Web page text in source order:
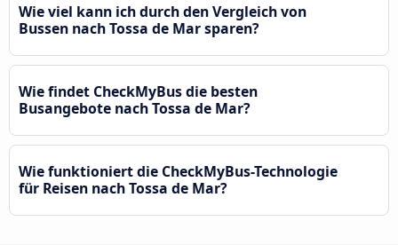
Wie viel kann ich durch den Vergleich von
Bussen nach Tossa de Mar sparen?
Wie findet CheckMyBus die besten
Busangebote nach Tossa de Mar?
Wie funktioniert die CheckMyBus-Technologie
für Reisen nach Tossa de Mar?